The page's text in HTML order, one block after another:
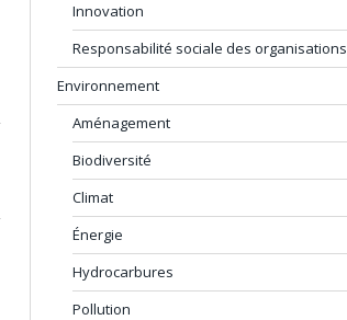
Innovation
Responsabilité sociale des organisations
Environnement
Aménagement
Biodiversité
Climat
Énergie
Hydrocarbures
Pollution